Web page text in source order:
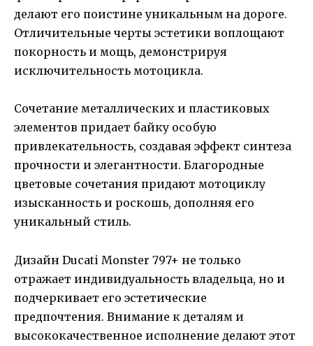
делают его поистине уникальным на дороге.
Отличительные черты эстетики воплощают
покорность и мощь, демонстрируя
исключительность мотоцикла.
Сочетание металлических и пластиковых
элементов придает байку особую
привлекательность, создавая эффект синтеза
прочности и элегантности. Благородные
цветовые сочетания придают мотоциклу
изысканность и роскошь, дополняя его
уникальный стиль.
Дизайн Ducati Monster 797+ не только
отражает индивидуальность владельца, но и
подчеркивает его эстетические
предпочтения. Внимание к деталям и
высококачественное исполнение делают этот